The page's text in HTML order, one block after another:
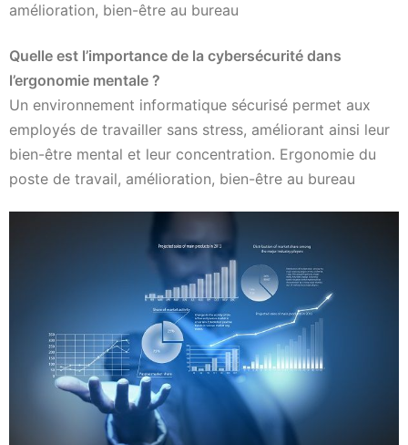
amélioration, bien-être au bureau
Quelle est l’importance de la cybersécurité dans
l’ergonomie mentale ?
Un environnement informatique sécurisé permet aux
employés de travailler sans stress, améliorant ainsi leur
bien-être mental et leur concentration. Ergonomie du
poste de travail, amélioration, bien-être au bureau